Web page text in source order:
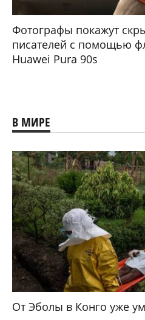
Фотографы покажут
писателей с помощью
Huawei Pura 90s
В МИРЕ
От Эболы в Конго уже